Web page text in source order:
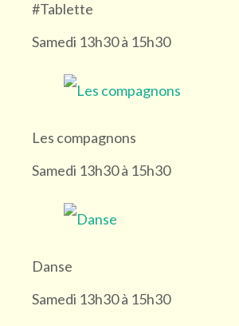
#Tablette
Samedi 13h30 à 15h30
Les compagnons
Samedi 13h30 à 15h30
Danse
Samedi 13h30 à 15h30